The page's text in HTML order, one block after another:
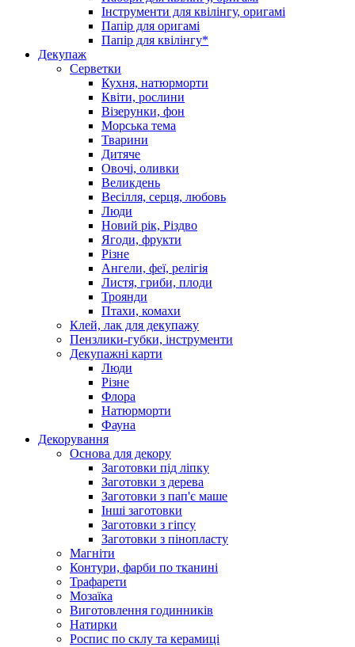
Інструменти для квілінгу, оригамі
Папір для оригамі
Папір для квілінгу*
Декупаж
Серветки
Кухня, натюрморти
Квіти, рослини
Візерунки, фон
Морська тема
Тварини
Дитяче
Овочі, оливки
Великдень
Весілля, серця, любовь
Люди
Новий рік, Різдво
Ягоди, фрукти
Різне
Ангели, феї, релігія
Листя, гриби, плоди
Троянди
Птахи, комахи
Клей, лак для декупажу
Пензлики-губки, інструменти
Декупажні карти
Люди
Різне
Флора
Натюрморти
Фауна
Декорування
Основа для декору
Заготовки під ліпку
Заготовки з дерева
Заготовки з пап'є маше
Інші заготовки
Заготовки з гіпсу
Заготовки з пінопласту
Магніти
Контури, фарби по тканині
Трафарети
Мозаїка
Виготовлення годинників
Натирки
Роспис по склу та керамиці